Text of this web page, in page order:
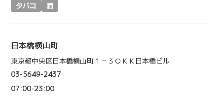
タバコ
酒
日本橋横山町
東京都中央区日本橋横山町１－３ＯＫＫ日本橋ビル
03-5649-2437
07:00-23:00